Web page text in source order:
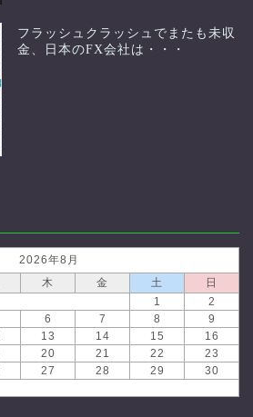
フラッシュクラッシュでまたも未収
金、日本のFX会社は・・・
2026年8月
木 金 土
日
1
2
6 7 8
9
13 14 15
16
20 21 22
23
27 28 29
30